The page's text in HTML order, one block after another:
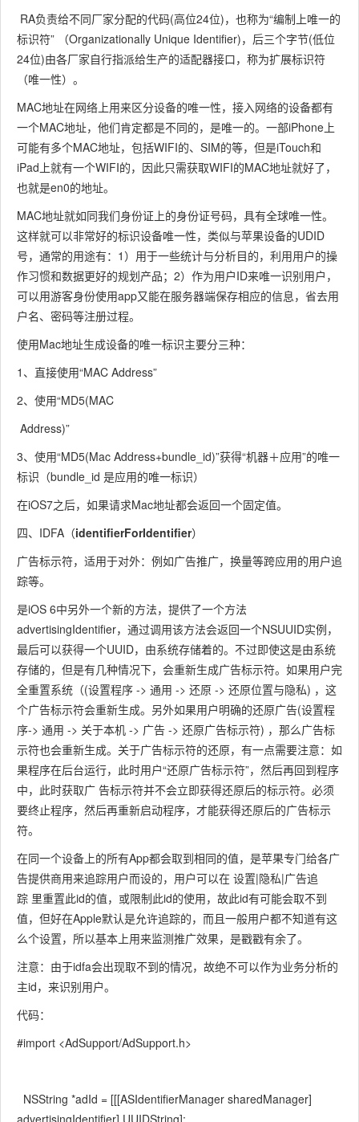
RA负责给不同厂家分配的代码(高位24位)，也称为“编制上唯一的
标识符” （Organizationally Unique Identifier)，后三个字节(低位
24位)由各厂家自行指派给生产的适配器接口，称为扩展标识符
（唯一性）。
MAC地址在网络上用来区分设备的唯一性，接入网络的设备都有
一个MAC地址，他们肯定都是不同的，是唯一的。一部iPhone上
可能有多个MAC地址，包括WIFI的、SIM的等，但是iTouch和
iPad上就有一个WIFI的，因此只需获取WIFI的MAC地址就好了，
也就是en0的地址。
MAC地址就如同我们身份证上的身份证号码，具有全球唯一性。
这样就可以非常好的标识设备唯一性，类似与苹果设备的UDID
号，通常的用途有：1）用于一些统计与分析目的，利用用户的操
作习惯和数据更好的规划产品；2）作为用户ID来唯一识别用户，
可以用游客身份使用app又能在服务器端保存相应的信息，省去用
户名、密码等注册过程。
使用Mac地址生成设备的唯一标识主要分三种：
1、直接使用“MAC Address”
2、使用“MD5(MAC
Address)”
3、使用“MD5(Mac Address+bundle_id)”获得“机器＋应用”的唯一
标识（bundle_id 是应用的唯一标识）
在iOS7之后，如果请求Mac地址都会返回一个固定值。
四、IDFA（identifierForIdentifier）
广告标示符，适用于对外：例如广告推广，换量等跨应用的用户追
踪等。
是iOS 6中另外一个新的方法，提供了一个方法
advertisingIdentifier，通过调用该方法会返回一个NSUUID实例，
最后可以获得一个UUID，由系统存储着的。不过即使这是由系统
存储的，但是有几种情况下，会重新生成广告标示符。如果用户完
全重置系统（(设置程序 -> 通用 -> 还原 -> 还原位置与隐私) ，这
个广告标示符会重新生成。另外如果用户明确的还原广告(设置程
序-> 通用 -> 关于本机 -> 广告 -> 还原广告标示符) ，那么广告标
示符也会重新生成。关于广告标示符的还原，有一点需要注意：如
果程序在后台运行，此时用户“还原广告标示符”，然后再回到程序
中，此时获取广 告标示符并不会立即获得还原后的标示符。必须
要终止程序，然后再重新启动程序，才能获得还原后的广告标示
符。
在同一个设备上的所有App都会取到相同的值，是苹果专门给各广
告提供商用来追踪用户而设的，用户可以在 设置|隐私|广告追
踪 里重置此id的值，或限制此id的使用，故此id有可能会取不到
值，但好在Apple默认是允许追踪的，而且一般用户都不知道有这
么个设置，所以基本上用来监测推广效果，是戳戳有余了。
注意：由于idfa会出现取不到的情况，故绝不可以作为业务分析的
主id，来识别用户。
代码：
#import <AdSupport/AdSupport.h>
NSString *adId = [[[ASIdentifierManager sharedManager]
advertisingIdentifier] UUIDString];